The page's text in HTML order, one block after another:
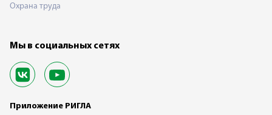
Охрана труда
Мы в социальных сетях
Приложение РИГЛА